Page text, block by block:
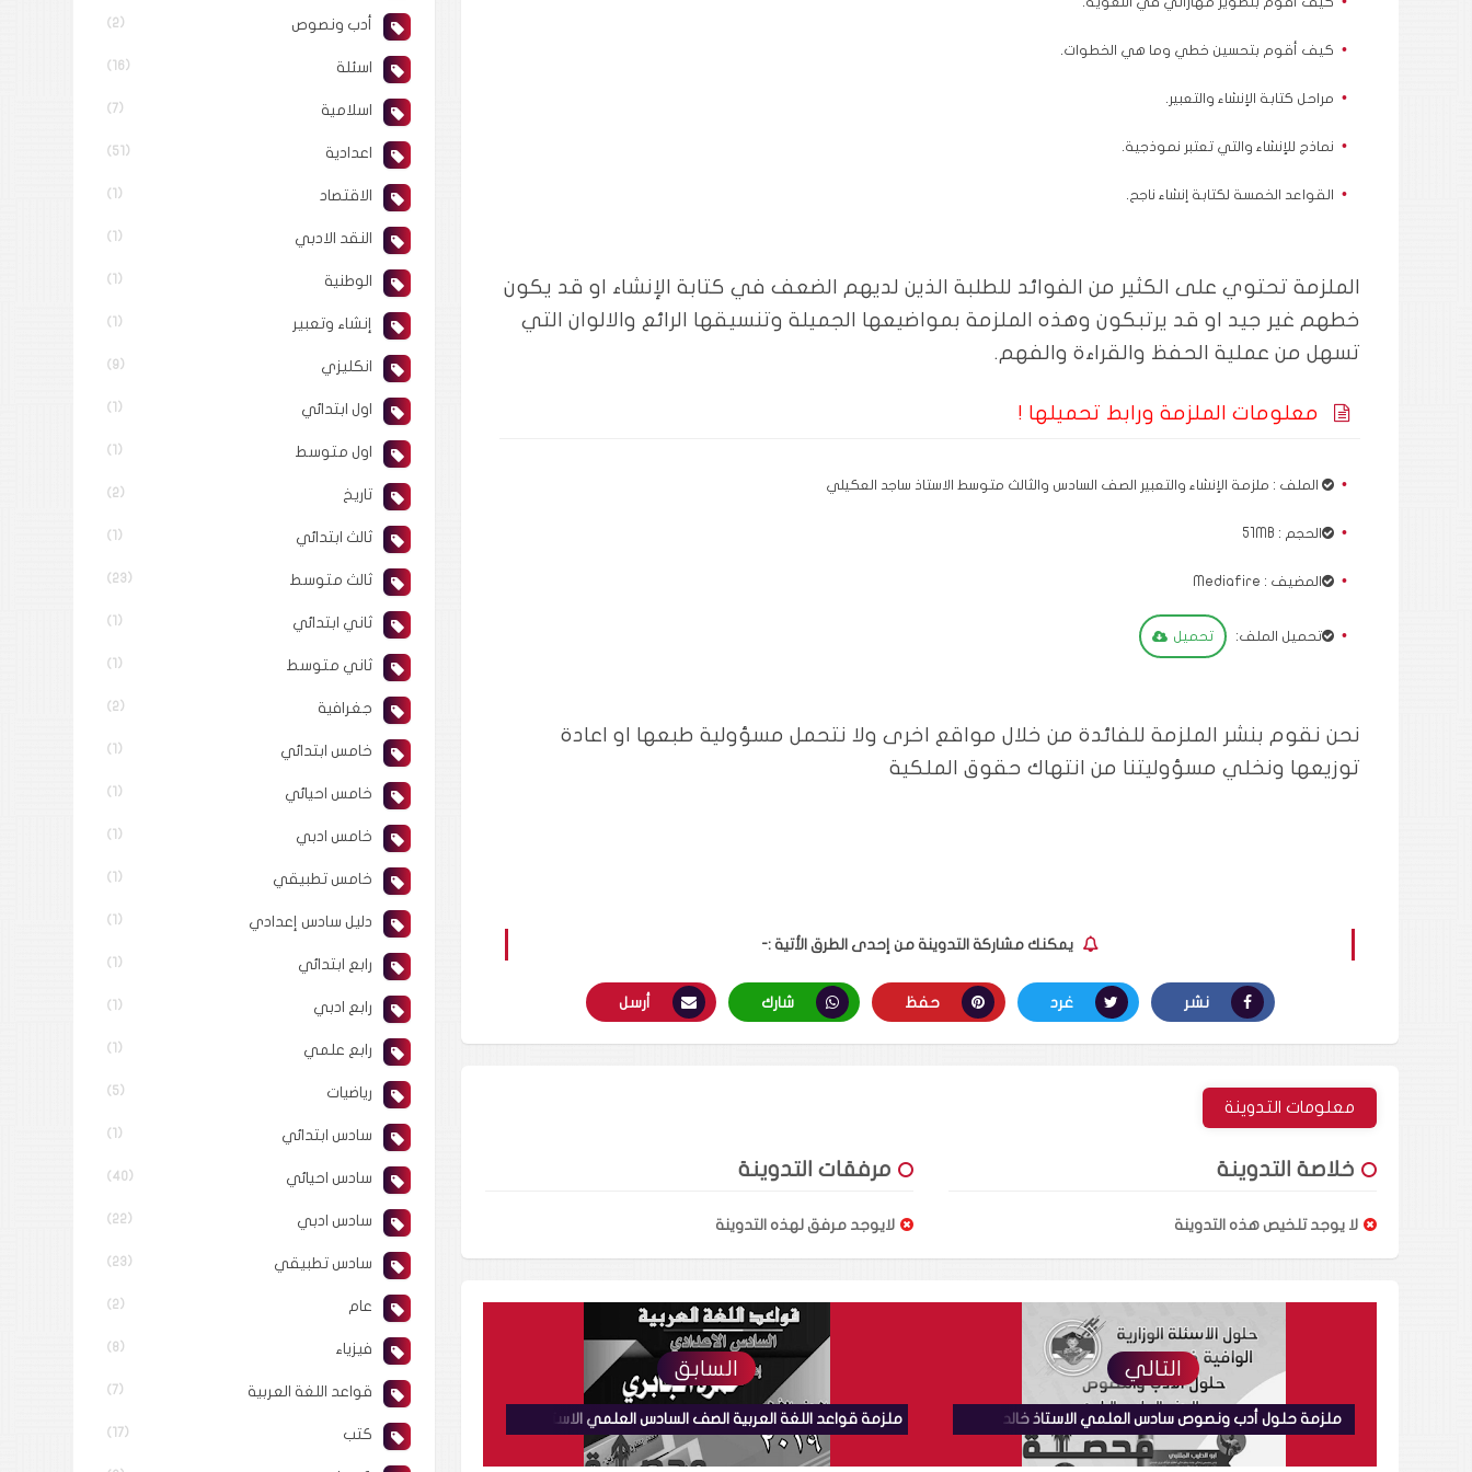
كيف أقوم بتحسين خطي وما هي الخطوات.
مراحل كتابة الإنشاء والتعبير.
نماذج للإنشاء والتي تعتبر نموذجية.
القواعد الخمسة لكتابة إنشاء ناجح.
الملزمة تحتوي على الكثير من الفوائد للطلبة الذين لديهم الضعف في كتابة الإنشاء او قد يكون
خطهم غير جيد او قد يرتبكون وهذه الملزمة بمواضيعها الجميلة وتنسيقها الرائع والالوان التي
تسهل من عملية الحفظ والقراءة والفهم.
معلومات الملزمة ورابط تحميلها !
الملف : ملزمة الإنشاء والتعبير الصف السادس والثالث متوسط الاستاذ ساجد العكيلي
الحجم : 51MB
المضيف : Mediafire
تحميل الملف: تحميل
نحن نقوم بنشر الملزمة للفائدة من خلال مواقع اخرى ولا نتحمل مسؤولية طبعها او اعادة
توزيعها ونخلي مسؤوليتنا من انتهاك حقوق الملكية
يمكنك مشاركة التدوينة من إحدى الطرق الأتية :-
نشر غرد حفظ شارك أرسل
معلومات التدوينة
خلاصة التدوينة
لا يوجد تلخيص هذه التدوينة
مرفقات التدوينة
لايوجد مرفق لهذه التدوينة
التالي
ملزمة حلول أدب ونصوص سادس العلمي الاستاذ خالد حيالي
السابق
أدب ونصوص (2)
اسئلة (16)
اسلامية (7)
اعدادية (51)
الاقتصاد (1)
النقد الادبي (1)
الوطنية (1)
إنشاء وتعبير (1)
انكليزي (9)
اول ابتدائي (1)
اول متوسط (1)
تاريخ (2)
ثالث ابتدائي (1)
ثالث متوسط (23)
ثاني ابتدائي (1)
ثاني متوسط (1)
جغرافية (2)
خامس ابتدائي (1)
خامس احيائي (1)
خامس ادبي (1)
خامس تطبيقي (1)
دليل سادس إعدادي (1)
رابع ابتدائي (1)
رابع ادبي (1)
رابع علمي (1)
رياضيات (5)
سادس ابتدائي (1)
سادس احيائي (40)
سادس ادبي (22)
سادس تطبيقي (23)
عام (2)
فيزياء (8)
قواعد اللغة العربية (7)
كتب (17)